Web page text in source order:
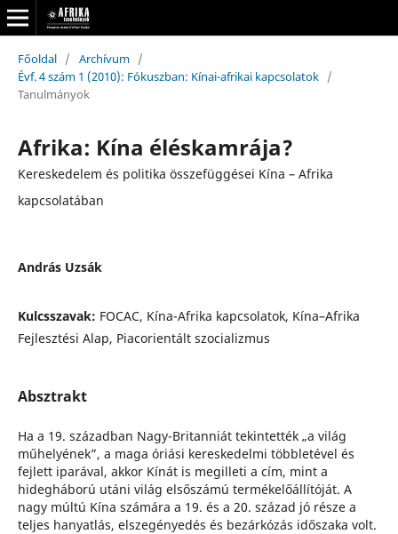
Főoldal / Archívum /
Évf. 4 szám 1 (2010): Fókuszban: Kínai-afrikai kapcsolatok /
Tanulmányok
Afrika: Kína éléskamrája?
Kereskedelem és politika összefüggései Kína – Afrika
kapcsolatában
András Uzsák
Kulcsszavak: FOCAC, Kína-Afrika kapcsolatok, Kína–Afrika
Fejlesztési Alap, Piacorientált szocializmus
Absztrakt
Ha a 19. században Nagy-Britanniát tekintették „a világ
műhelyének”, a maga óriási kereskedelmi többletével és
fejlett iparával, akkor Kínát is megilleti a cím, mint a
hidegháború utáni világ elsőszámú termékelőállítóját. A
nagy múltú Kína számára a 19. és a 20. század jó része a
teljes hanyatlás, elszegényedés és bezárkózás időszaka volt.